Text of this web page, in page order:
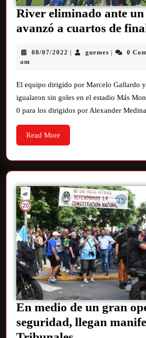
River eliminado ante un
avanzó a cuartos de
08/07/2022 | guemes | 0
am
El equipo dirigido por Marcelo Gallardo
igualaron sin goles en el estadio Más
0 para los dirigidos por Alexander
Read More
En medio de un gran
seguridad, llegan